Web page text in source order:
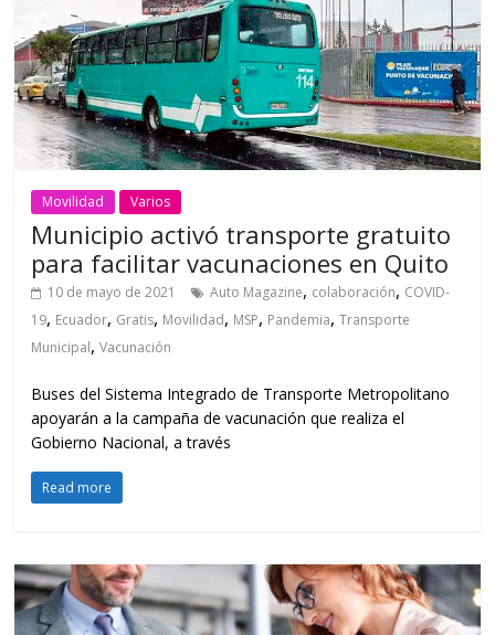
Movilidad Varios
Municipio activó transporte gratuito
para facilitar vacunaciones en Quito
10 de mayo de 2021 Auto Magazine, colaboración, COVID-
19, Ecuador, Gratis, Movilidad, MSP, Pandemia,Transporte
Municipal,Vacunación
Buses del Sistema Integrado de Transporte Metropolitano
apoyarán a la campaña de vacunación que realiza el
Gobierno Nacional, a través
Read more